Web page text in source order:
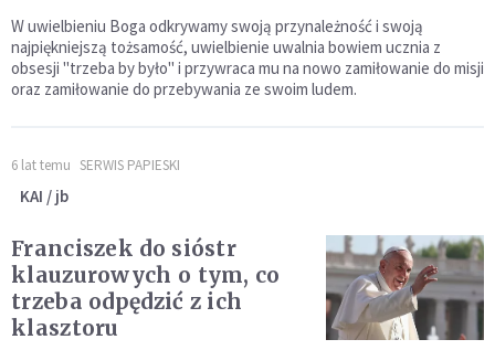
W uwielbieniu Boga odkrywamy swoją przynależność i swoją
najpiękniejszą tożsamość, uwielbienie uwalnia bowiem ucznia z
obsesji "trzeba by było" i przywraca mu na nowo zamiłowanie do misji
oraz zamiłowanie do przebywania ze swoim ludem.
6 lat temu SERWIS PAPIESKI
KAI / jb
Franciszek do sióstr
klauzurowych o tym, co
trzeba odpędzić z ich
klasztoru